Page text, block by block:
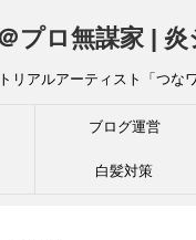
プロ無謀家 |
リアルアーティスト「つ
ブログ運営
白髪対策